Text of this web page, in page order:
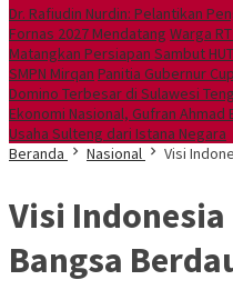
Dr. Rafiudin Nurdin: Pelantikan
Fornas 2027 Mendatang Warga
Matangkan Persiapan Sambut
SMPN Mirqan Panitia Gubernur
Domino Terbesar di Sulawesi
Ekonomi Nasional, Gufran
Usaha Sulteng dari Istana Negara
Beranda
Nasional Visi
Visi Indonesia
Bangsa